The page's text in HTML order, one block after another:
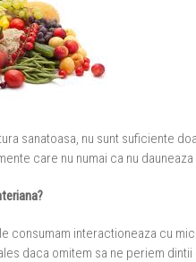
sanatoasa, nu sunt suficiente
care nu numai ca nu
consumam interactioneaza cu
daca omitem sa ne periem